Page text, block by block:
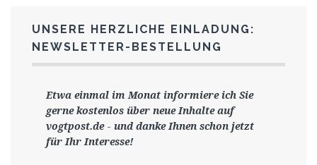
UNSERE HERZLICHE EINLADUNG:
NEWSLETTER-BESTELLUNG
Etwa einmal im Monat informiere ich Sie
gernekostenlos über neue Inhalte auf
vogtpost.de- und danke Ihnen schon jetzt
für Ihr Interesse!